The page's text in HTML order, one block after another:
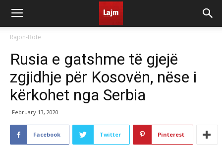
Rajon-Botë
Rusia e gatshme të gjejë
zgjidhje për Kosovën, nëse i
kërkohet nga Serbia
February 13, 2020
Facebook Twitter Pinterest